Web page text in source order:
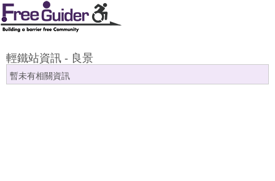
輕鐵站資訊 - 良景
暫未有相關資訊